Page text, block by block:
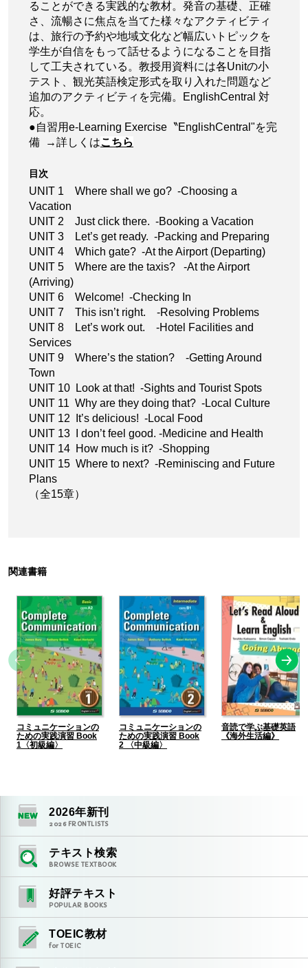
ることができる実践的な教材。発音の基礎、正確
さ、流暢さに焦点を当てた様々なアクティビティ
は、旅行の予約や地域文化など幅広いトピックを
学生が自信をもって話せるようになることを目指
して工夫されている。教授用資料には各Unitの小
テスト、観光英語検定形式を取り入れた問題など
追加のアクティビティを完備。EnglishCentral 対
応。
●自習用e-Learning Exercise〝EnglishCentral"を完
備 →詳しくはこちら
目次
UNIT 1 Where shall we go? -Choosing a
Vacation
UNIT 2 Just click there. -Booking a Vacation
UNIT 3 Let’s get ready. -Packing and Preparing
UNIT 4 Which gate? -At the Airport (Departing)
UNIT 5 Where are the taxis? -At the Airport
(Arriving)
UNIT 6 Welcome! -Checking In
UNIT 7 This isn’t right. -Resolving Problems
UNIT 8 Let’s work out. -Hotel Facilities and
Services
UNIT 9 Where’s the station? -Getting Around
Town
UNIT 10 Look at that! -Sights and Tourist Spots
UNIT 11 Why are they doing that? -Local Culture
UNIT 12 It’s delicious! -Local Food
UNIT 13 I don’t feel good. -Medicine and Health
UNIT 14 How much is it? -Shopping
UNIT 15 Where to next? -Reminiscing and Future
Plans
（全15章）
関連書籍
コミュニケーションの
ための実践演習 Book
1〈初級編〉
コミュニケーションの
ための実践演習 Book
2 〈中級編〉
音読で学ぶ基礎英語
《海外生活編》
2026年新刊
2026FRONTLISTS
テキスト検索
BROWSE TEXTBOOK
好評テキスト
POPULAR BOOKS
TOEIC教材
for TOEIC